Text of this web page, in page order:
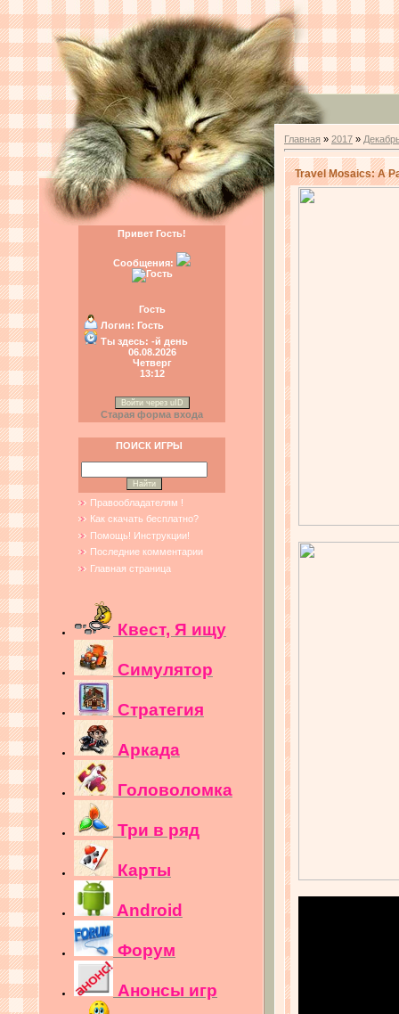
Привет Гость!
Сообщения:
Гость
Логин: Гость
Ты здесь: -й день
06.08.2026
Четверг
13:12
Войти через uID
Старая форма входа
ПОИСК ИГРЫ
Правообладателям !
Как скачать бесплатно?
Помощь! Инструкции!
Последние комментарии
Главная страница
Квест, Я ищу
Симулятор
Стратегия
Аркада
Головоломка
Три в ряд
Карты
Android
Форум
Анонсы игр
Главная » 2017 »
Travel Mosaics: A